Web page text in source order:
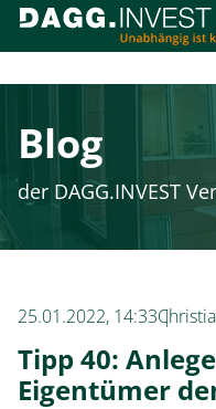
Blog
der DAGG.INVEST
25.01.2022, 14:33
Tipp 40:
Eigentümer